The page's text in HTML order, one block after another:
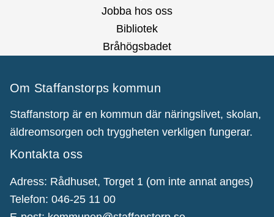
Jobba hos oss
Bibliotek
Bråhögsbadet
Om Staffanstorps kommun
Staffanstorp är en kommun där näringslivet, skolan,
äldreomsorgen och tryggheten verkligen fungerar.
Kontakta oss
Adress: Rådhuset, Torget 1 (om inte annat anges)
Telefon: 046-25 11 00